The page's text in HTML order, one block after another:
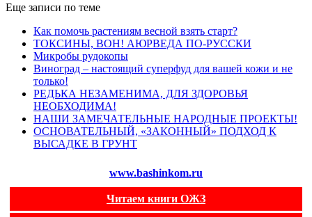
Еще записи по теме
Как помочь растениям весной взять старт?
ТОКСИНЫ, ВОН! АЮРВЕДА ПО-РУССКИ
Микробы рудокопы
Виноград – настоящий суперфуд для вашей кожи и не
только!
РЕДЬКА НЕЗАМЕНИМА, ДЛЯ ЗДОРОВЬЯ
НЕОБХОДИМА!
НАШИ ЗАМЕЧАТЕЛЬНЫЕ НАРОДНЫЕ ПРОЕКТЫ!
ОСНОВАТЕЛЬНЫЙ, «ЗАКОННЫЙ» ПОДХОД К
ВЫСАДКЕ В ГРУНТ
www.bashinkom.ru
Читаем книги ОЖЗ